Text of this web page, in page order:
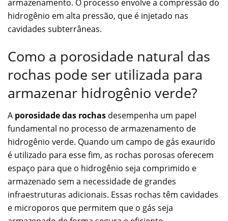
armazenamento. O processo envolve a compressão do
hidrogênio em alta pressão, que é injetado nas
cavidades subterrâneas.
Como a porosidade natural das
rochas pode ser utilizada para
armazenar hidrogênio verde?
A porosidade das rochas desempenha um papel
fundamental no processo de armazenamento de
hidrogênio verde. Quando um campo de gás exaurido
é utilizado para esse fim, as rochas porosas oferecem
espaço para que o hidrogênio seja comprimido e
armazenado sem a necessidade de grandes
infraestruturas adicionais. Essas rochas têm cavidades
e microporos que permitem que o gás seja